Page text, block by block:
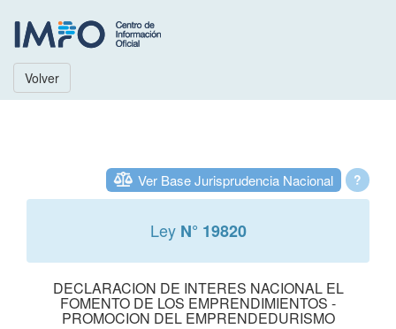
Volver
?
Ver Base Jurisprudencia Nacional
Ley N° 19820
DECLARACION DE INTERES NACIONAL EL
FOMENTO DE LOS EMPRENDIMIENTOS -
PROMOCION DEL EMPRENDEDURISMO